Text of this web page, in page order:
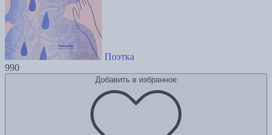
Поэтка
990
Добавить в избранное